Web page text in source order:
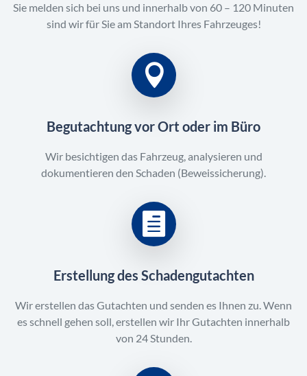
Sie melden sich bei uns und innerhalb von 60 – 120 Minuten
sind wir für Sie am Standort Ihres Fahrzeuges!
Begutachtung vor Ort oder im Büro
Wir besichtigen das Fahrzeug, analysieren und
dokumentieren den Schaden (Beweissicherung).
Erstellung des Schadengutachten
Wir erstellen das Gutachten und senden es Ihnen zu. Wenn
es schnell gehen soll, erstellen wir Ihr Gutachten innerhalb
von 24 Stunden.